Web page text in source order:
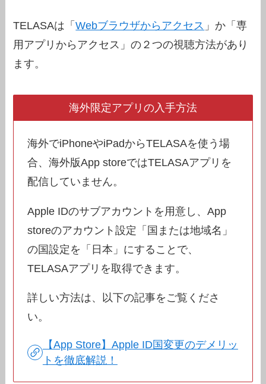
TELASAは「Webブラウザからアクセス 」か「専
用アプリからアクセス」の２つの視聴方法があり
ます。
海外限定アプリの入手方法
海外でiPhoneやiPadからTELASAを使う場
合、海外版App storeではTELASAアプリを
配信していません。
Apple IDのサブアカウントを用意し、App
storeのアカウント設定「国または地域名」
の国設定を「日本」にすることで、
TELASAアプリを取得できます。
詳しい方法は、以下の記事をご覧くださ
い。
【App Store】Apple ID国変更のデメリッ
トを徹底解説！